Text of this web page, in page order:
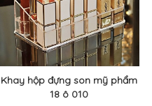
Khay hộp đựng son mỹ phẩm
18 ô 010